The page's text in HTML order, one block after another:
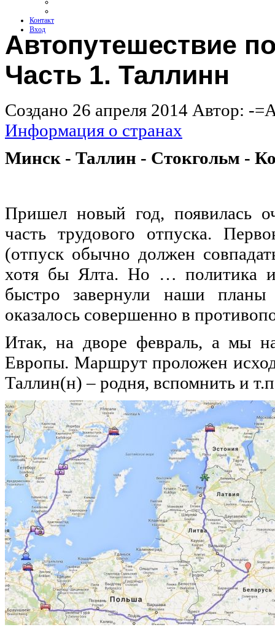
Контакт
Вход
Автопутешествие
Часть 1. Таллинн
Создано 26 апреля 2014 Автор: -
Информация о странах
Минск - Таллин - Стокгольм -
Пришел новый год, появилась
часть трудового отпуска.
(отпуск обычно должен
хотя бы Ялта. Но … политика и
быстро завернули наши
оказалось совершенно в
Итак, на дворе февраль, а мы
Европы. Маршрут проложен
Таллин(н) – родня, вспомнить и